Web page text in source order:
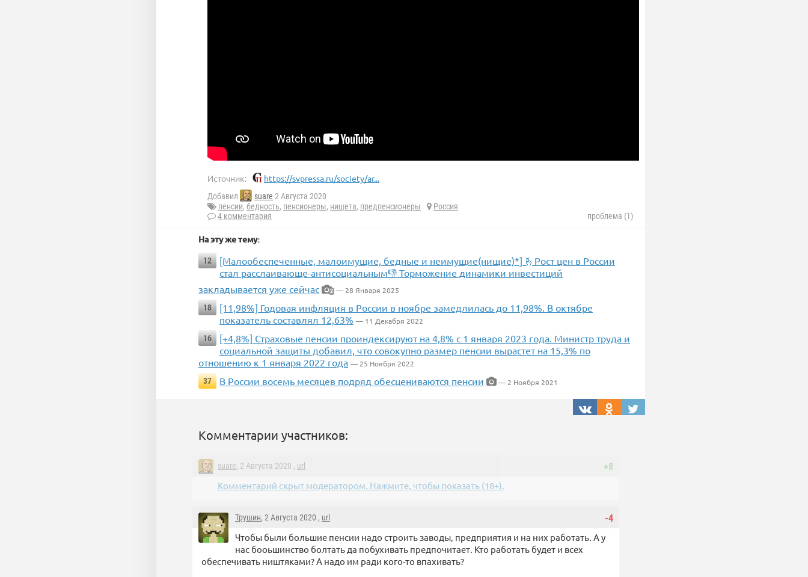
Источник: https://svpressa.ru/society/ar...
Добавил suare 2 Августа 2020
пенсии, бедность, пенсионеры, нищета, предпенсионеры
Россия
4 комментария
проблема (1)
На эту же тему:
12
[Малообеспеченные, малоимущие, бедные и неимущие(нищие)*] 🫰Рост цен в России
стал расслаивающе-антисоциальным👎 Торможение динамики инвестиций
закладывается уже сейчас
2 — 28 Января 2025
18
[11,98%] Годовая инфляция в России в ноябре замедлилась до 11,98%. В октябре
показатель составлял 12,63% — 11 Декабря 2022
16
[+4,8%] Страховые пенсии проиндексируют на 4,8% с 1 января 2023 года. Министр труда и
социальной защиты добавил, что совокупно размер пенсии вырастет на 15,3% по
отношению к 1 января 2022 года — 25 Ноября 2022
37
В России восемь месяцев подряд обесцениваются пенсии — 2 Ноября 2021
Комментарии участников:
+8
suare, 2 Августа 2020 , url
Комментарий скрыт модератором. Нажмите, чтобы показать (18+).
-4
Трушин, 2 Августа 2020 , url
Чтобы были большие пенсии надо строить заводы, предприятия и на них работать. А у
нас бооьшинство болтать да побухивать предпочитает. Кто работать будет и всех
обеспечивать ништяками? А надо им ради кого-то впахивать?